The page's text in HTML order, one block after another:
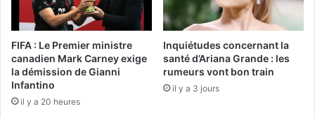
FIFA : Le Premier ministre
canadien Mark Carney exige
la démission de Gianni
Infantino
il y a 20 heures
Inquiétudes concernant la
santé d’Ariana Grande : les
rumeurs vont bon train
il y a 3 jours